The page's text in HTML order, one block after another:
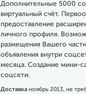
Дополнительные 5000
виртуальный счёт.
предоставление
личного профиля.
размещения Вашего
объявления внутри
месяца. Создание мини-
соцсети.
Доставка ноябрь 2013, не